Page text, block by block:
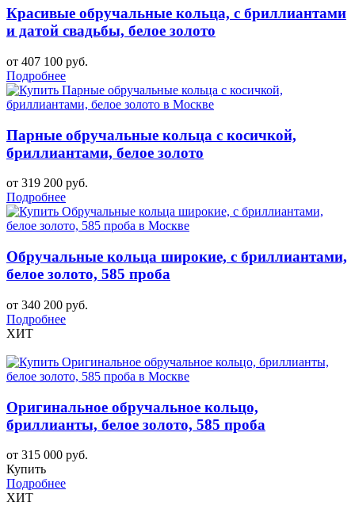
Красивые обручальные кольца, с бриллиантами
и датой свадьбы, белое золото
от 407 100 руб.
Подробнее
Парные обручальные кольца с косичкой,
бриллиантами, белое золото
от 319 200 руб.
Подробнее
Обручальные кольца широкие, с бриллиантами,
белое золото, 585 проба
от 340 200 руб.
Подробнее
ХИТ
Оригинальное обручальное кольцо,
бриллианты, белое золото, 585 проба
от 315 000 руб.
Купить
Подробнее
ХИТ